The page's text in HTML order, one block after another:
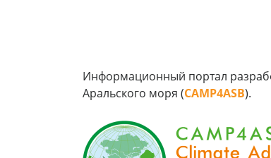
Информационный портал
Аральского моря (CAMP4ASB).